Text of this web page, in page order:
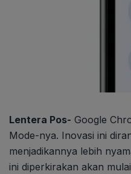
Lentera Pos- Google
Mode-nya. Inovasi ini
menjadikannya lebih
ini diperkirakan akan